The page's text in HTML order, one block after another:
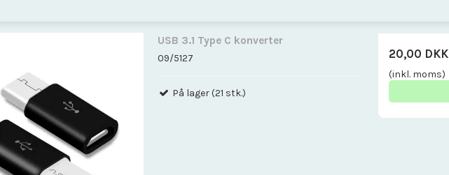
USB 3.1 Type C konverter
09/5127
På lager (21 stk.)
20,00 DKK
(inkl. moms)